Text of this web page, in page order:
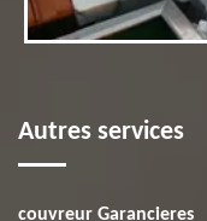
Autres services
couvreur Garancieres